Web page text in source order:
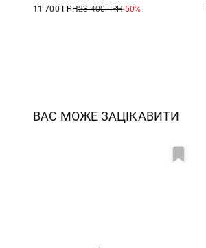
11 700 ГРН23 400 ГРН-50%
ВАС МОЖЕ ЗАЦІКАВИТИ